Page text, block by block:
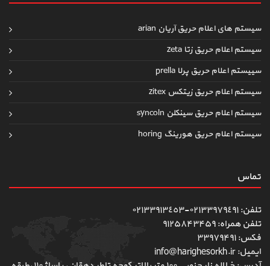
سیستم های اعلام حریق آریان arian
سیستم اعلام حریق زتا zeta
سییستم اعلام حریق پرلا prella
سیستم اعلام حریق زیتکس zitex
سیستم اعلام حریق سینکلن syncoln
سیستم اعلام حریق هورینگ horing
تماس
تلفن: ٠٢١٣٣٩٧٩٤٩١-٠٢١٣٣٩١٣٤٥٣
تلفن همراه: ۹۱۲۵۸۴۳۴۵۹
فکس: ۳۳۹۷۹۴۹۱
ایمیل: info@harighesorkh.ir